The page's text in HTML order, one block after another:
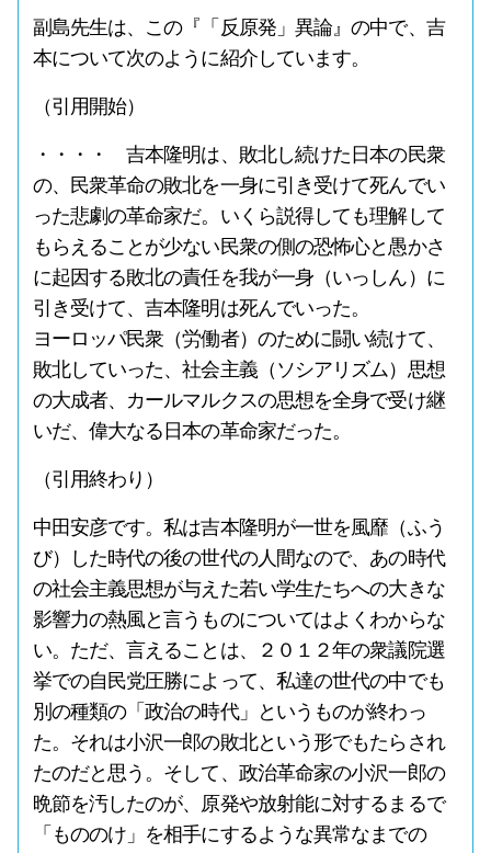
副島先生は、この『「反原発」異論』の中で、吉
本について次のように紹介しています。
（引用開始）
・・・・ 吉本隆明は、敗北し続けた日本の民衆
の、民衆革命の敗北を一身に引き受けて死んでい
った悲劇の革命家だ。いくら説得しても理解して
もらえることが少ない民衆の側の恐怖心と愚かさ
に起因する敗北の責任を我が一身（いっしん）に
引き受けて、吉本隆明は死んでいった。
ヨーロッパ民衆（労働者）のために闘い続けて、
敗北していった、社会主義（ソシアリズム）思想
の大成者、カールマルクスの思想を全身で受け継
いだ、偉大なる日本の革命家だった。
（引用終わり）
中田安彦です。私は吉本隆明が一世を風靡（ふう
び）した時代の後の世代の人間なので、あの時代
の社会主義思想が与えた若い学生たちへの大きな
影響力の熱風と言うものについてはよくわからな
い。ただ、言えることは、２０１２年の衆議院選
挙での自民党圧勝によって、私達の世代の中でも
別の種類の「政治の時代」というものが終わっ
た。それは小沢一郎の敗北という形でもたらされ
たのだと思う。そして、政治革命家の小沢一郎の
晩節を汚したのが、原発や放射能に対するまるで
「もののけ」を相手にするような異常なまでの